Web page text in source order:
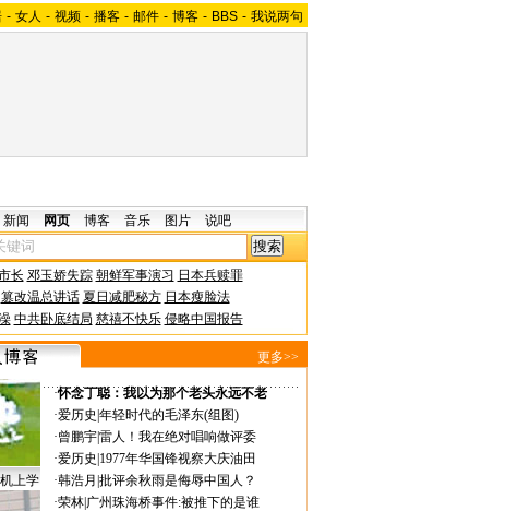
- 女人 - 视频 - 播客 - 邮件 - 博客 - BBS - 我说两句
新闻 网页 博客 音乐 图片 说吧
长 邓玉娇失踪 朝鲜军事演习 日本兵赎罪
篡改温总讲话 夏日减肥秘方 日本瘦脸法
中共卧底结局 慈禧不快乐 侵略中国报告
更多>>
上学
·怀念丁聪：我以为那个老头永远不老
·爱历史 年轻时代的毛泽东(组图)
·曾鹏宇|雷人！我在绝对唱响做评委
·爱历史 1977年华国锋视察大庆油田
·韩浩月 批评余秋雨是侮辱中国人？
·荣林| 广州珠海桥事件:被推下的是谁